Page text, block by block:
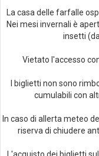
La casa delle farfalle
Nei mesi invernali è
insetti
Vietato l'accesso
I biglietti non sono
cumulabili con
In caso di allerta meteo
riserva di chiudere